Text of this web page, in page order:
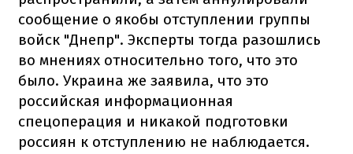
сообщение о якобы отступлении группы
войск "Днепр". Эксперты тогда разошлись
во мнениях относительно того, что это
было. Украина же заявила, что это
российская информационная
спецоперация и никакой подготовки
россиян к отступлению не наблюдается.